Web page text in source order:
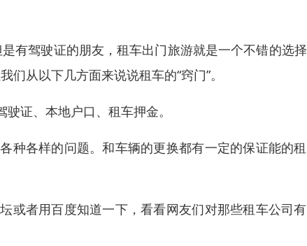
有驾驶证的朋友，租车出门旅游就是一个不错的选
从以下几方面来说说租车的“窍门”。
证、本地户口、租车押金。
种各样的问题。和车辆的更换都有一定的保证能的
或者用百度知道一下，看看网友们对那些租车公司